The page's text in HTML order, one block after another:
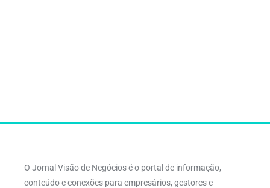
O Jornal Visão de Negócios é o portal de informação,
conteúdo e conexões para empresários, gestores e